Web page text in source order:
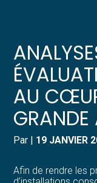
Gérer votre
Piloter votre
Développer votre
Suivre votre
Gérer vos
Dématérialiser
AU
GRANDE
Par | 19 JANVIER
Afin de rendre les